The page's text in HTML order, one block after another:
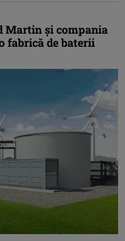
Martin şi compania
fabrică de baterii